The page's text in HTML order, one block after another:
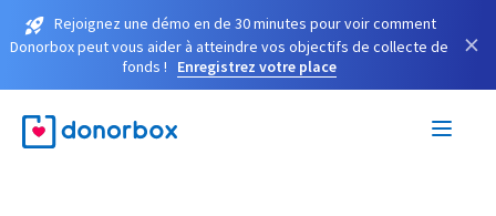
Rejoignez une démo en de 30 minutes pour voir comment
Donorbox peut vous aider à atteindre vos objectifs de collecte de
fonds !
Enregistrez votre place
×